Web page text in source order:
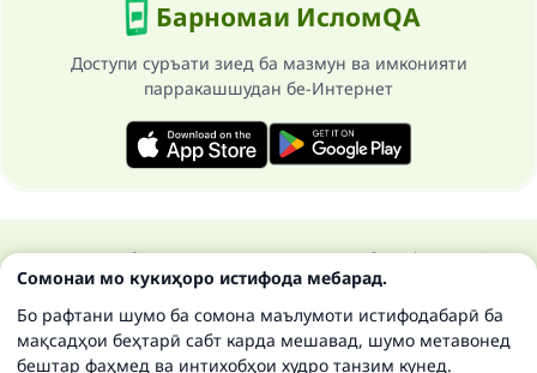
Барномаи ИсломQA
Доступи суръати зиед ба мазмун ва имконияти
парракашшудан бе-Интернет
Ҳамаи ҳуқуқ ба сомонаи Ислом савол ва ҷавоб маҳфуз аст 1997-
2025 ©
Сомонаи мо кукиҳоро истифода мебарад.
Бо рафтани шумо ба сомона маълумоти истифодабарӣ ба
мақсадҳои беҳтарӣ сабт карда мешавад, шумо метавонед
бештар фаҳмед ва интихобҳои худро танзим кунед.